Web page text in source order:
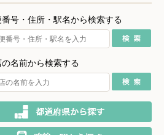
号・住所・駅名から検索する
の名前から検索する